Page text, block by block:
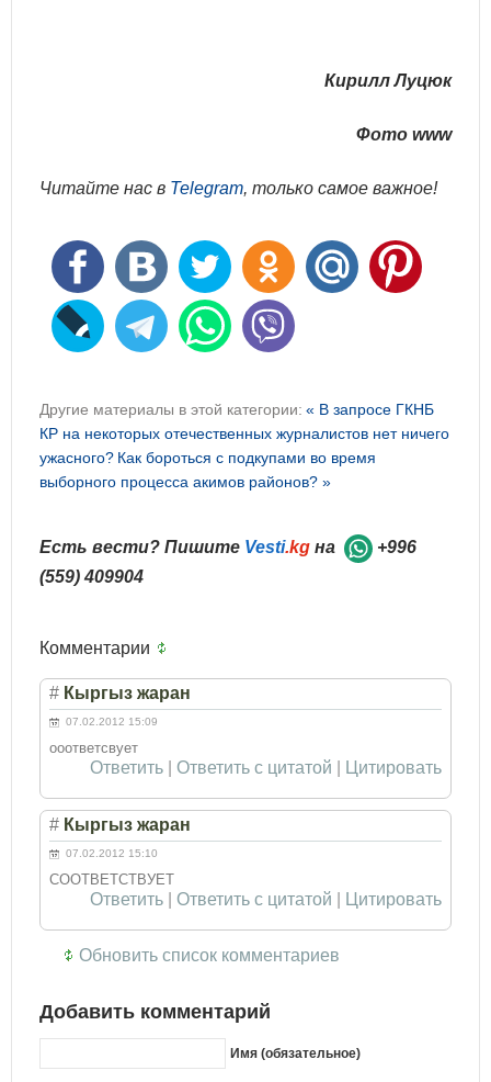
Кирилл Луцюк
Фото www
Читайте нас в Telegram, только самое важное!
Другие материалы в этой категории: « В запросе ГКНБ
КР на некоторых отечественных журналистов нет ничего
ужасного? Как бороться с подкупами во время
выборного процесса акимов районов? »
Есть вести? Пишите Vesti.kg на
+996
(559) 409904
Комментарии
# Кыргыз жаран
07.02.2012 15:09
ооответсвует
Ответить Ответить с цитатой Цитировать
# Кыргыз жаран
07.02.2012 15:10
СООТВЕТСТВУЕТ
Ответить Ответить с цитатой Цитировать
Обновить список комментариев
Добавить комментарий
Имя (обязательное)